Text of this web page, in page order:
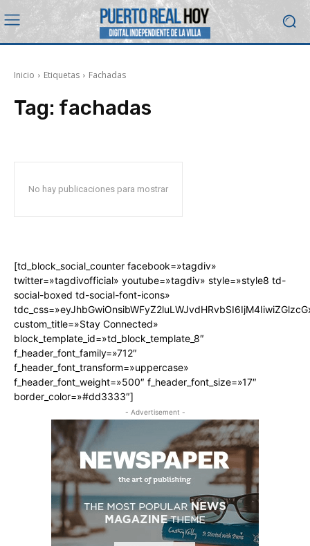
Inicio Etiquetas Fachadas
Tag: fachadas
No hay publicaciones para mostrar
[td_block_social_counter facebook=»tagdiv»
twitter=»tagdivofficial» youtube=»tagdiv» style=»style8 td-
social-boxed td-social-font-icons»
custom_title=»Stay Connected»
block_template_id=»td_block_template_8″
f_header_font_family=»712″
f_header_font_transform=»uppercase»
f_header_font_weight=»500″ f_header_font_size=»17″
border_color=»#dd3333″]
- Advertisement -